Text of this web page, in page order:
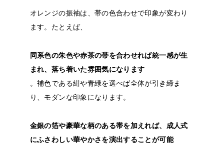
オレンジの振袖は、帯の色合わせで印象が変わり
ます。たとえば、
同系色の朱色や赤茶の帯を合わせれば統一感が生
まれ、落ち着いた雰囲気になります
。補色である紺や青緑を選べば全体が引き締ま
り、モダンな印象になります。
金銀の箔や豪華な柄のある帯を加えれば、成人式
にふさわしい華やかさを演出することが可能